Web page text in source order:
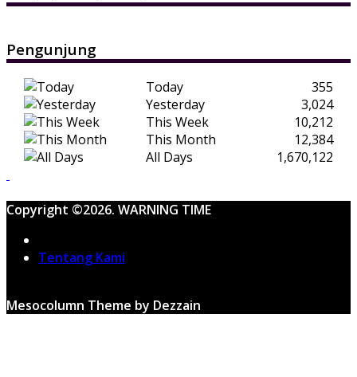
Pengunjung
Today
355
Yesterday
3,024
This Week
10,212
This Month
12,384
All Days
1,670,122
Copyright ©2026. WARNING TIME
Tentang Kami
Mesocolumn Theme by Dezzain